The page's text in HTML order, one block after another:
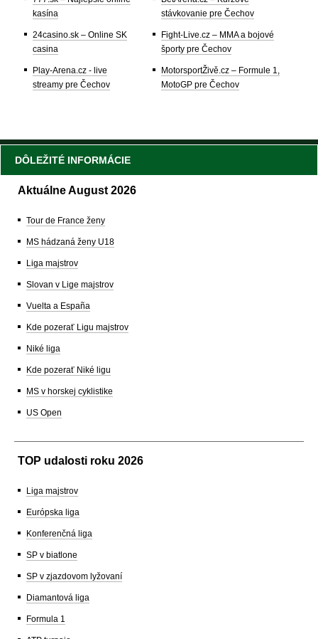
kasína
24casino.sk – Online SK
casina
Play-Arena.cz - live
streamy pre Čechov
stávkovanie pre Čechov
Fight-Live.cz – MMA a bojové
športy pre Čechov
MotorsportŽivě.cz – Formule 1,
MotoGP pre Čechov
DÔLEŽITÉ INFORMÁCIE
Aktuálne August 2026
Tour de France ženy
MS hádzaná ženy U18
Liga majstrov
Slovan v Lige majstrov
Vuelta a España
Kde pozerať Ligu majstrov
Niké liga
Kde pozerať Niké ligu
MS v horskej cyklistike
US Open
TOP udalosti roku 2026
Liga majstrov
Európska liga
Konferenčná liga
SP v biatlone
SP v zjazdovom lyžovaní
Diamantová liga
Formula 1